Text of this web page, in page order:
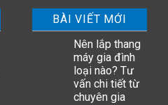
BÀI VIẾT MỚI
Nên lắp thang
máy gia đình
loại nào? Tư
vấn chi tiết từ
chuyên gia